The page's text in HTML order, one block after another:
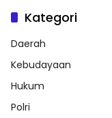
Kategori
Daerah
Kebudayaan
Hukum
Polri